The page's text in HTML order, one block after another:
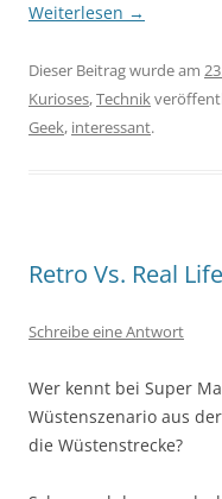
Weiterlesen →
Dieser Beitrag wurde am
Kurioses,Technik
Geek, interessant.
Retro Vs. Real Life
Schreibe eine Antwort
Wer kennt bei Super
Wüstenszenario aus
die Wüstenstrecke?